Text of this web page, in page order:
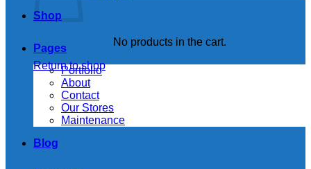
No products in the cart.
Return to shop
Shop
Pages
Portfolio
About
Contact
Our Stores
Maintenance
Blog